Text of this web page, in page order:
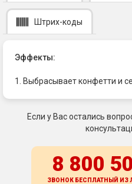
Штрих-коды
Эффекты:
1. Выбрасывает конфетти и
Если у Вас остались
8 800
ЗВОНОК БЕСПЛАТНЫЙ ИЗ